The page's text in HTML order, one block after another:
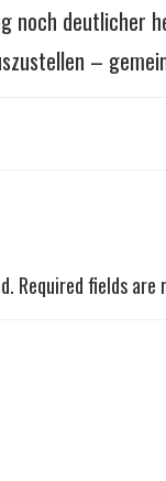
noch
–
Required fields are